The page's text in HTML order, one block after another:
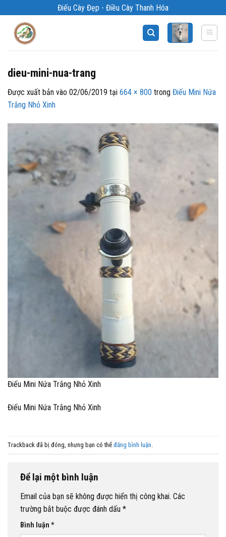
qua
Điếu Cày Đẹp - Điều Cày Thanh Hóa
dieu-mini-nua-trang
Được xuất bản vào 02/06/2019 tại 664 × 800 trong Điếu Mini Nứa
Trắng Nhỏ Xinh
Điếu Mini Nứa Trắng Nhỏ Xinh
Điếu Mini Nứa Trắng Nhỏ Xinh
Trackback đã bị đóng, nhưng bạn có thể đăng bình luận
Để lại một bình luận
Email của bạn sẽ không được hiển thị công khai. Các
trường bắt buộc được đánh dấu *
Bình luận *